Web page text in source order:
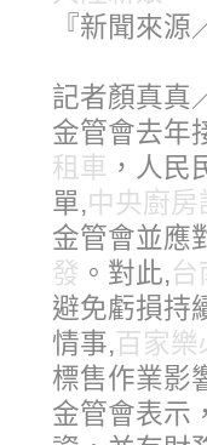
『新聞來
記者顏真真
金管會去年
租車 ，人
單,中央廚房
金管會並應
發 。對此,
避免虧損持
情事,百家
標售作業影
金管會表示